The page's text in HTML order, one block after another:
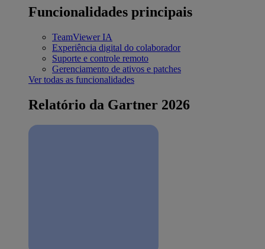
Funcionalidades principais
TeamViewer IA
Experiência digital do colaborador
Suporte e controle remoto
Gerenciamento de ativos e patches
Ver todas as funcionalidades
Relatório da Gartner 2026